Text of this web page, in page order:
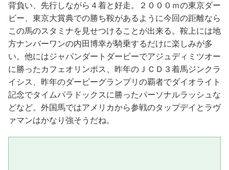
背負い、先行しながら４着と好走。２０００ｍの東京ダー
ビー、東京大賞典での勝ち鞍があるように今回の距離なら
この馬のスタミナを見せつけることが出来る。鞍上には地
方ナンバーワンの内田博幸が騎乗するだけに楽しみが多
い。他にはジャパンダートダービーでアジュディミツオー
に勝ったカフェオリンポス、昨年のＪＣＤ３着馬ジンクラ
イシス、昨年のダービーグランプリの覇者でダイオライト
記念でタイムパラドックスに勝ったパーソナルラッシュな
どなど。外国馬ではアメリカから参戦のタップデイとラヴ
ァマンはかなり強そうだね。